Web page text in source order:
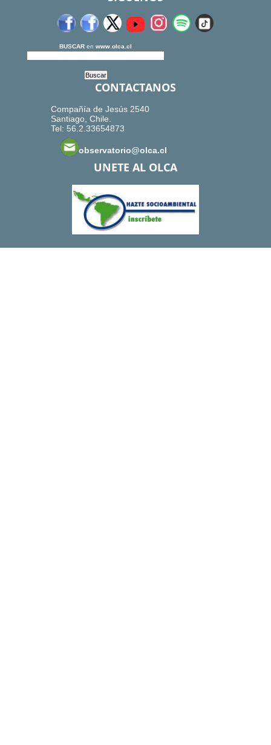
BUSCAR en www.olca.cl
CONTACTANOS
Compañía de Jesús 2540
Santiago, Chile.
Tel: 56.2.33654873
observatorio@olca.cl
UNETE AL OLCA